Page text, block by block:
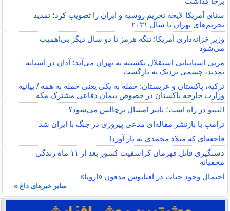
سنای آمریکا لایحه تحریم روسیه و ایران را تصویب کرد؛ تمدید
تحریم‌های تهران تا سال ۲۰۳۱
وزیر خزانه‌داری آمریکا: تنگه هرمز تا دو سال دیگر بی‌اهمیت
می‌شود
مربی اسپانیایی استقلال یکشنبه به تهران می‌آید؛ آدان در آستانه
تمدید، چشمی نزدیک به بازگشت
ترکیه، پاکستان و عربستان: حمله به یکی یعنی حمله به همه / بیانیه
وزارت خارجه پاکستان در خصوص پیمان دفاعی مشترک مکه
النینو در راه است؛ پاییز امسال پرچالش می‌شود؟
ترامپ با بازنشر مقاله‌ای مدعی پیروزی در جنگ با ایران شد
فاجعه‌ای که میلاد محمدی به بار آورد!
دستگیری قاتل قهرمان کراسفیت کشور بعد از ۱۱ ماه زندگی
مخفیانه
احتمال وجود حیات در اقیانوس مدفون «اروپا»
سایر خبرهای داغ »